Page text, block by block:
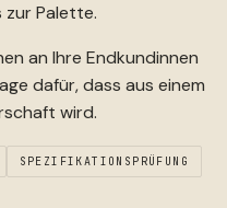
Palette.
an Ihre Endkundinnen
dafür, dass aus einem
wird.
SPEZIFIKATIONSPRÜFUNG